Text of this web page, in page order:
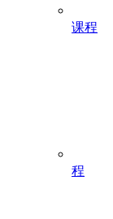
课程
程